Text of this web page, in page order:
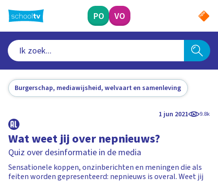
naar
hoofdinhoud
PO VO
Burgerschap, mediawijsheid, welvaart en samenleving
1 jun 2021 9.8k
Wat weet jij over nepnieuws?
Quiz over desinformatie in de media
Sensationele koppen, onzinberichten en meningen die als
feiten worden gepresenteerd: nepnieuws is overal. Weet jij